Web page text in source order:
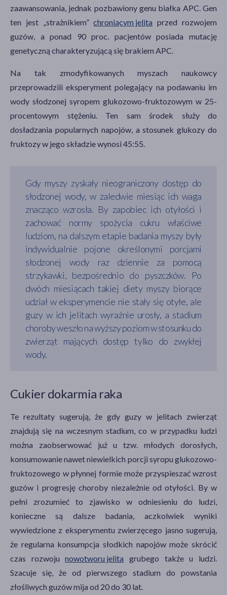
zaawansowania, jednak pozbawiony genu białka APC. Gen
ten jest „strażnikiem”chroniącym jelita przed rozwojem
guzów, a ponad 90 proc. pacjentów posiada mutację
genetyczną charakteryzującą się brakiem APC.
Na tak zmodyfikowanych myszach naukowcy
przeprowadzili eksperyment polegający na podawaniu im
wody słodzonej syropem glukozowo-fruktozowym w 25-
procentowym stężeniu. Ten sam środek służy do
dosładzania popularnych napojów, a stosunek glukozy do
fruktozy w jego składzie wynosi 45:55.
Gdy myszy zyskały nieograniczony dostęp do
słodzonej wody, w zaledwie miesiąc ich waga
znacząco wzrosła. By zapobiec ich otyłości i
zachować normy spożycia cukru właściwe
ludziom, na dalszym etapie badania myszy były
indywidualnie pojone określonymi porcjami
słodzonej wody raz dziennie za pomocą
strzykawki, bezpośrednio do pyszczków. Po
dwóch miesiącach takiej diety myszy biorące
udział w eksperymencie nie stały się otyłe, ale
guzy w ich jelitach wyraźnie urosły, a stadium
choroby weszło na wyższy poziom w stosunku do
zwierząt mających dostęp tylko do zwykłej
wody.
Cukier dokarmia raka
Te rezultaty sugerują, że gdy guzy w jelitach zwierząt
znajdują się na wczesnym stadium, co w przypadku ludzi
można zaobserwować już u tzw. młodych dorosłych,
konsumowanie nawet niewielkich porcji syropu glukozowo-
fruktozowego w płynnej formie może przyspieszać wzrost
guzów i progresję choroby niezależnie od otyłości. By w
pełni zrozumieć to zjawisko w odniesieniu do ludzi,
konieczne są dalsze badania, aczkolwiek wyniki
wywiedzione z eksperymentu zwierzęcego jasno sugerują,
że regularna konsumpcja słodkich napojów może skrócić
czas rozwojunowotworu jelita grubego także u ludzi.
Szacuje się, że od pierwszego stadium do powstania
złośliwych guzów mija od 20 do 30 lat.